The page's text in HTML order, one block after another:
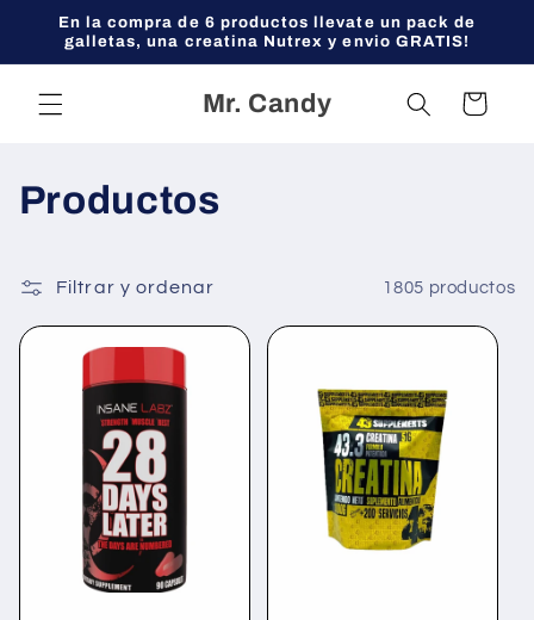
directamente
al contenido
En la compra de 6 productos llevate un pack de
galletas, una creatina Nutrex y envio GRATIS!
Mr. Candy Carrito
C
l
e
Productos
Filtrar y ordenar 1805 productos